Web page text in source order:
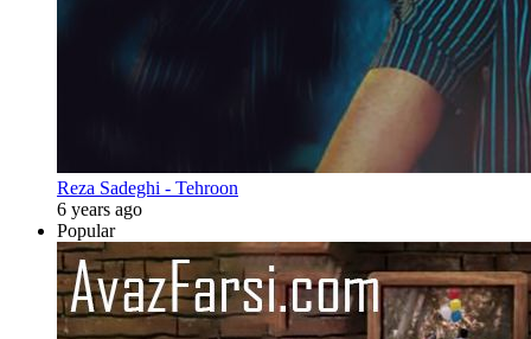
Reza Sadeghi - Tehroon
6 years ago
Popular